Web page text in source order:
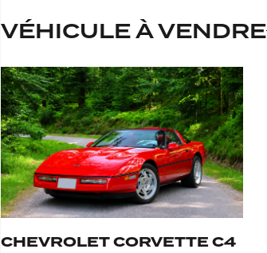
VÉHICULE À VENDRE
CHEVROLET CORVETTE C4